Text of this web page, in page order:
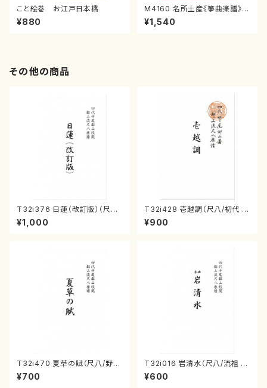
こと絵巻 お江戸日本橋
¥880
M4160 名所土産《箏曲楽譜》
（箏/宮城喜代子・宮城数江著・
宮城宗家監修/箏曲古典楽譜）
¥1,540
その他の商品
T32i376 日蓮（改訂版）（尺八/
宮城道雄/楽譜）都山流公刊楽譜
曲番:2081
¥1,000
T32i428 壱越調（尺八/初代 中
村双葉/楽譜）都山流公刊楽譜曲
番:2133
¥900
T32i470 夏草の賦（尺八/野村
正峰/楽譜）都山流公刊楽譜曲
番:2178
¥700
T32i016 岩清水（尺八/流祖 中
尾都山/楽譜）都山：15
¥600